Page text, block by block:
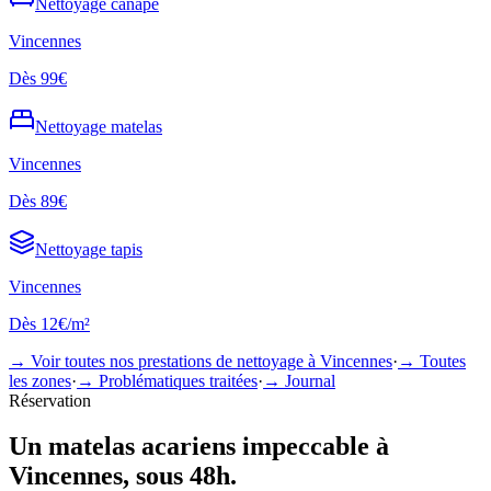
Vincennes
Dès 99€
Nettoyage matelas
Vincennes
Dès 89€
Nettoyage tapis
Vincennes
Dès 12€/m²
→ Voir toutes nos prestations de nettoyage à Vincennes· → Toutes
les zones· → Problématiques traitées· → Journal
Réservation
Un matelas acariens impeccable à
Vincennes, sous 48h.